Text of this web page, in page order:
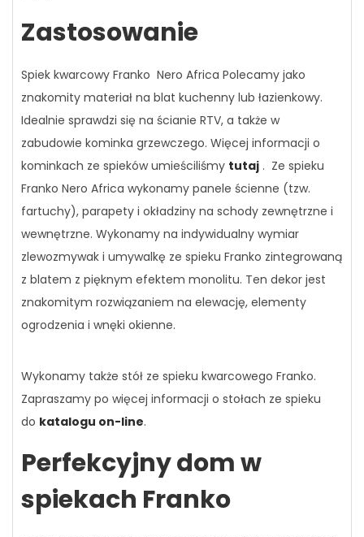
Zastosowanie
Spiek kwarcowy Franko Nero Africa Polecamy jako
znakomity materiał na blat kuchenny lub łazienkowy.
Idealnie sprawdzi się na ścianie RTV, a także w
zabudowie kominka grzewczego. Więcej informacji o
kominkach ze spieków umieściliśmy tutaj . Ze spieku
Franko Nero Africa wykonamy panele ścienne (tzw.
fartuchy), parapety i okładziny na schody zewnętrzne i
wewnętrzne. Wykonamy na indywidualny wymiar
zlewozmywak i umywalkę ze spieku Franko zintegrowaną
z blatem z pięknym efektem monolitu. Ten dekor jest
znakomitym rozwiązaniem na elewację, elementy
ogrodzenia i wnęki okienne.
Wykonamy także stół ze spieku kwarcowego Franko.
Zapraszamy po więcej informacji o stołach ze spieku
do katalogu on-line.
Perfekcyjny dom w
spiekach Franko